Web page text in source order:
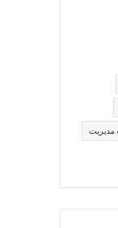
مدیریت